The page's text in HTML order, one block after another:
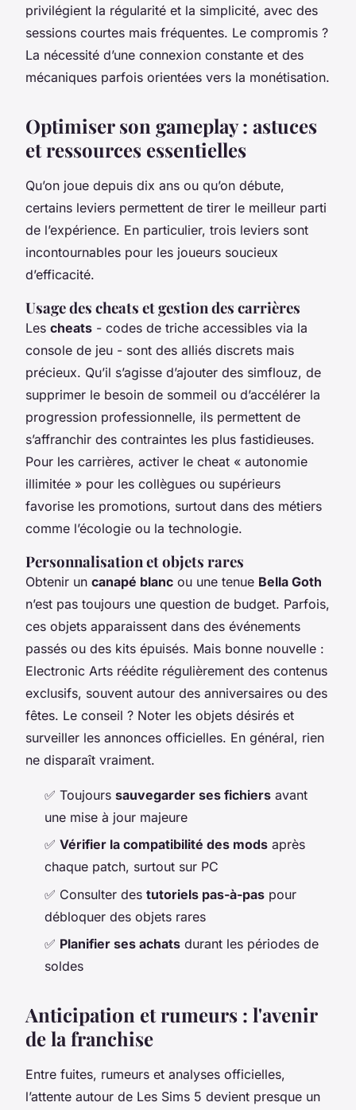
privilégient la régularité et la simplicité, avec des
sessions courtes mais fréquentes. Le compromis ?
La nécessité d’une connexion constante et des
mécaniques parfois orientées vers la monétisation.
Optimiser son gameplay : astuces
et ressources essentielles
Qu’on joue depuis dix ans ou qu’on débute,
certains leviers permettent de tirer le meilleur parti
de l’expérience. En particulier, trois leviers sont
incontournables pour les joueurs soucieux
d’efficacité.
Usage des cheats et gestion des carrières
Les cheats - codes de triche accessibles via la
console de jeu - sont des alliés discrets mais
précieux. Qu’il s’agisse d’ajouter des simflouz, de
supprimer le besoin de sommeil ou d’accélérer la
progression professionnelle, ils permettent de
s’affranchir des contraintes les plus fastidieuses.
Pour les carrières, activer le cheat « autonomie
illimitée » pour les collègues ou supérieurs
favorise les promotions, surtout dans des métiers
comme l’écologie ou la technologie.
Personnalisation et objets rares
Obtenir un canapé blanc ou une tenue Bella Goth
n’est pas toujours une question de budget. Parfois,
ces objets apparaissent dans des événements
passés ou des kits épuisés. Mais bonne nouvelle :
Electronic Arts réédite régulièrement des contenus
exclusifs, souvent autour des anniversaires ou des
fêtes. Le conseil ? Noter les objets désirés et
surveiller les annonces officielles. En général, rien
ne disparaît vraiment.
✅ Toujours sauvegarder ses fichiers avant
une mise à jour majeure
✅ Vérifier la compatibilité des mods après
chaque patch, surtout sur PC
✅ Consulter des tutoriels pas-à-pas pour
débloquer des objets rares
✅ Planifier ses achats durant les périodes de
soldes
Anticipation et rumeurs : l'avenir
de la franchise
Entre fuites, rumeurs et analyses officielles,
l’attente autour de Les Sims 5 devient presque un